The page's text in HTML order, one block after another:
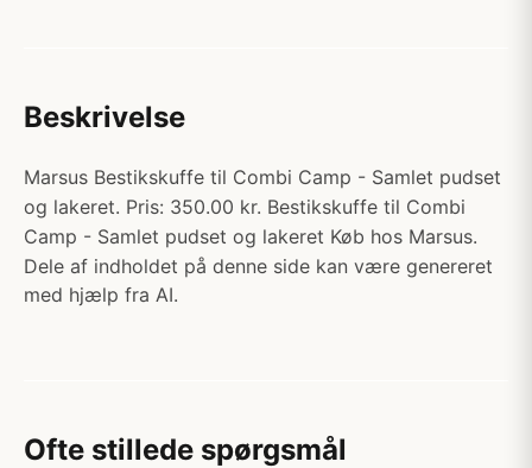
Beskrivelse
Marsus Bestikskuffe til Combi Camp - Samlet pudset
og lakeret. Pris: 350.00 kr. Bestikskuffe til Combi
Camp - Samlet pudset og lakeret Køb hos Marsus.
Dele af indholdet på denne side kan være genereret
med hjælp fra AI.
Ofte stillede spørgsmål